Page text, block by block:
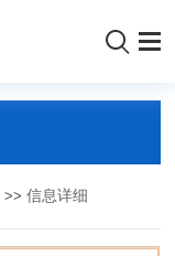
>>信息详细